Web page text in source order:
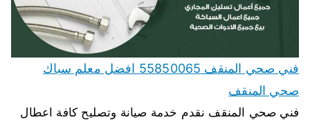
فني صحي المنقف 55850065 افضل معلم سباك
صحي المنقف
فني صحي المنقف نقدم خدمة صيانة وتصليح كافة اعطال